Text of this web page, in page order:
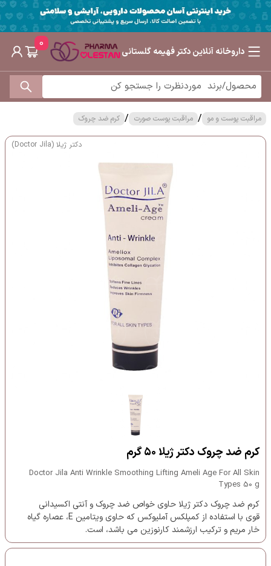
داروخانه آنلاین دکتر فهیمه گلستانی
0
مراقبت پوست و مو / مراقبت پوست صورت / کرم ضد چروک
دکتر ژیلا (Doctor Jila)
کرم ضد چروک دکتر ژیلا ۵۰ گرم
Doctor Jila Anti Wrinkle Smoothing Lifting Ameli Age For All Skin
Types 50 g
کرم ضد چروک دکتر ژیلا حاوی خواص ضد چروک و آنتی اکسیدانی
قوی با استفاده از کمپلکس آملیوکس که حاوی ویتامین E، عصاره گیاه
خار مریم و ترکیب ارزشمند کارنوزین می باشد، است.